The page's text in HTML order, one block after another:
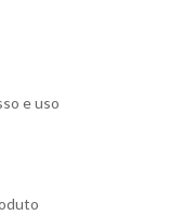
e uso